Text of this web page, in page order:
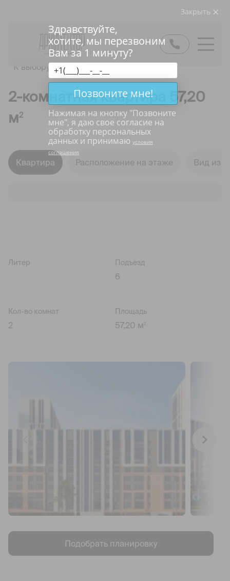
К выбору квартир
2-комнатная квартира 57,20
м2
Литер Подъезд
6
Кол-во комнат
2
Площадь
57,20 м 2
Подобрать планировку
Квартира Расположение на этаже Вид из
Закрыть
Здравствуйте,
хотите, мы перезвоним
Вам за 1 минуту?
Позвоните мне!
Нажимая на кнопку "Позвоните
мне", я даю свое согласие на
обработку персональных
данных и принимаю условия
соглашения